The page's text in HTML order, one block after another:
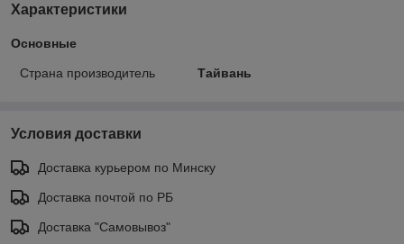
Характеристики
Основные
Страна производитель Тайвань
Условия доставки
Доставка курьером по Минску
Доставка почтой по РБ
Доставка "Самовывоз"